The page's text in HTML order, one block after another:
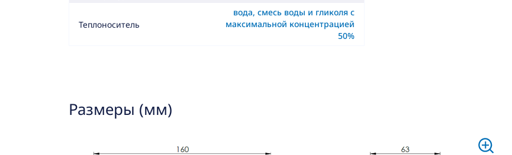
Теплоноситель
вода, смесь воды и гликоля с
максимальной концентрацией
50%
Размеры (мм)